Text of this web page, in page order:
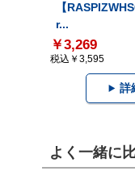
【
r...
￥3,269
税込￥3,595
詳
よく一緒に